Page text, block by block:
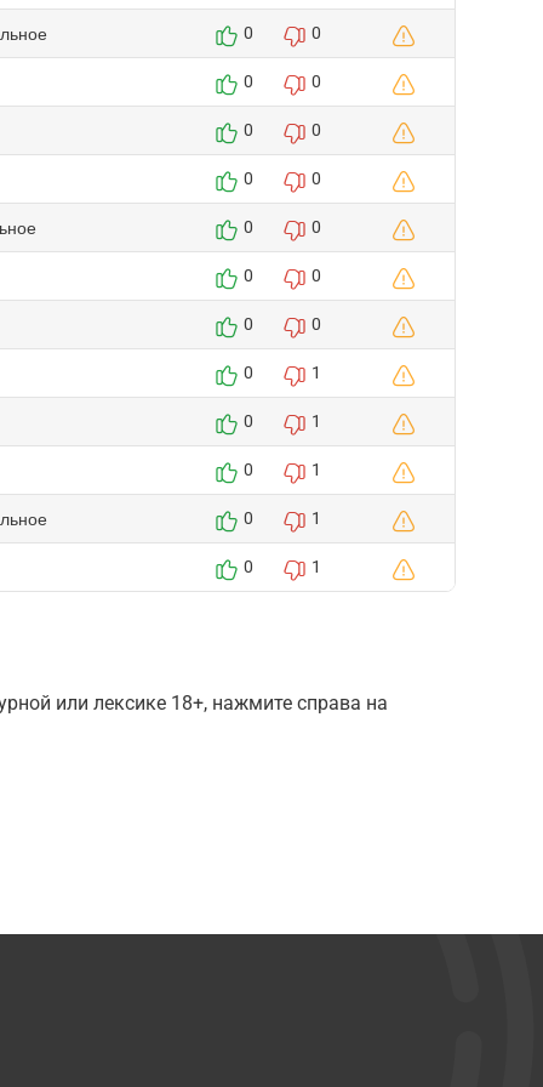
0 0
0 0
0 0
0 0
0 0
0 0
0 0
0 1
0 1
0 1
0 1
0 1
или лексике 18+, нажмите справа на